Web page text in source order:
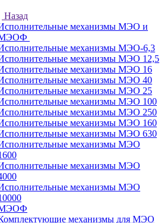
Назад
механизмы МЭО и
механизмы МЭО-6,3
механизмы МЭО 12,5
механизмы МЭО 16
механизмы МЭО 40
механизмы МЭО 25
механизмы МЭО 100
механизмы МЭО 250
механизмы МЭО 160
механизмы МЭО 630
механизмы МЭО
механизмы МЭО
механизмы МЭО
механизмы для МЭО